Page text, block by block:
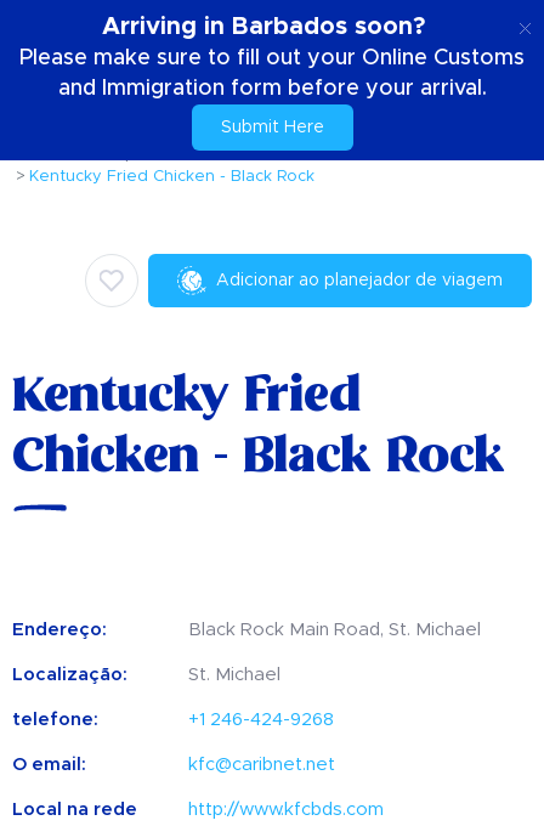
Arriving in Barbados soon?
Please make sure to fill out your Online Customs
and Immigration form before your arrival.
Submit Here
Coisas para fazer
Culinária
Kentucky Fried Chicken - Black Rock
Adicionar ao planejador de viagem
Kentucky Fried
Chicken - Black Rock
Endereço: Black Rock Main Road, St. Michael
Localização: St. Michael
telefone: +1 246-424-9268
O email: kfc@caribnet.net
Local na rede
http://www.kfcbds.com